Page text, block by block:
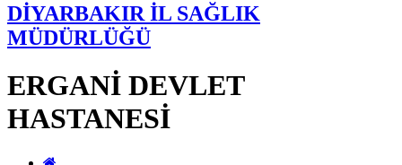
DİYARBAKIR İL SAĞLIK
MÜDÜRLÜĞÜ
ERGANİ DEVLET
HASTANESİ